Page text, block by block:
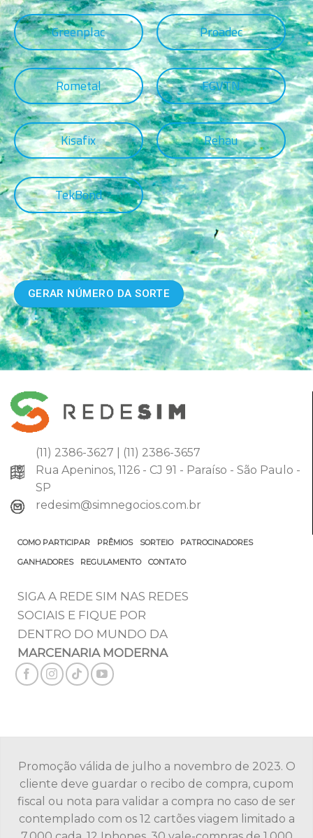
Greenplac Proadec
Rometal FGVTN
Kisafix Rehau
TekBond
(11) 2386-3627 | (11) 2386-3657
Rua Apeninos, 1126 - CJ 91 - Paraíso - São Paulo -
SP
redesim@simnegocios.com.br
COMO PARTICIPAR PRÊMIOS SORTEIO
PATROCINADORES
GANHADORES
REGULAMENTO CONTATO
SIGA A REDE SIM NAS REDES
SOCIAIS E FIQUE POR
DENTRO DO MUNDO DA
MARCENARIA MODERNA
Promoção válida de julho a novembro de 2023. O
cliente deve guardar o recibo de compra, cupom
fiscal ou nota para validar a compra no caso de ser
contemplado com os 12 cartões viagem limitado a